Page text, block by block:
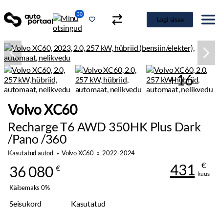
30
Logi sisse
+16
Volvo XC60
Recharge T6 AWD 350HK Plus Dark
/Pano /360
Kasutatud autod »Volvo XC60 » 2022-2024
36 080 € 431 €
kuus
Käibemaks 0%
Seisukord
Kasutatud